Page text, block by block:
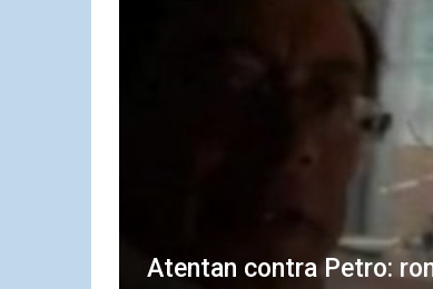
Atentan contra Petro: